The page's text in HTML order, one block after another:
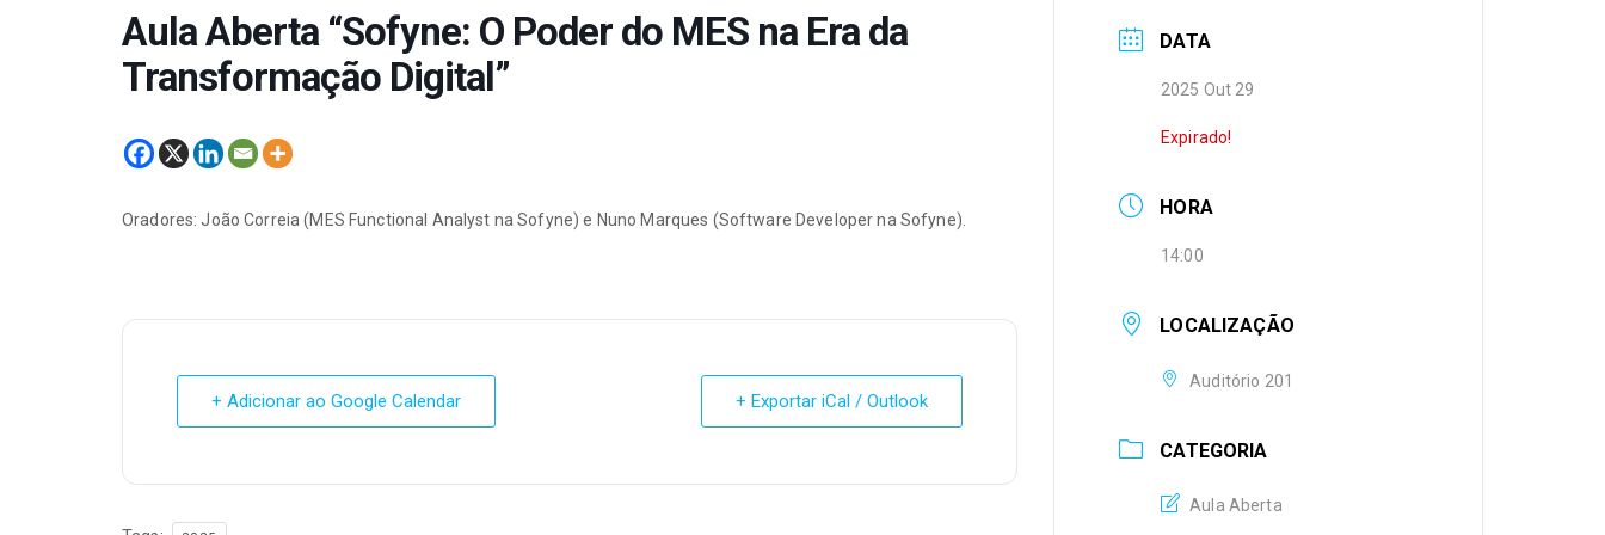
Aula Aberta “Sofyne: O Poder do MES na Era da
Transformação Digital”
Oradores: João Correia (MES Functional Analyst na Sofyne) e Nuno Marques (Software Developer na Sofyne).
+ Adicionar ao Google Calendar + Exportar iCal / Outlook
DATA
2025 Out 29
Expirado!
HORA
14:00
LOCALIZAÇÃO
Auditório 201
CATEGORIA
Aula Aberta